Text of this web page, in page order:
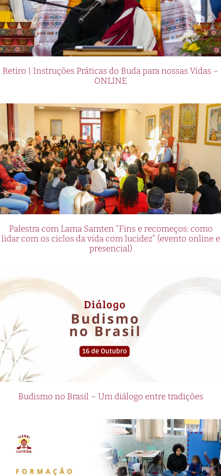
Retiro | Instruções Práticas do Buda para nossas Vidas –
ONLINE
Palestra com Lama Samten “Fins e recomeços: como
lidar com os ciclos da vida com lucidez” (evento online e
presencial)
Budismo no Brasil – Um diálogo entre tradições